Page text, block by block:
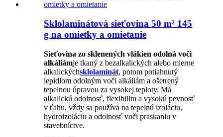
Sklolaminátová sieťovina 50 m² 145
g na omietky a omietanie
Sieťovina zo sklenených vlákien odolná voči
alkáliámje tkaný z bezalkalických alebo mierne
alkalickýchsklolaminát, potom potiahnutý
lepidlom odolným voči alkáliám a ošetrený
tepelnou úpravou za vysokej teploty. Má
alkalickú odolnosť, flexibilitu a vysokú pevnosť
v ťahu, vždy sa používa na tepelnú izoláciu,
hydroizoláciu a odolnosť voči praskaniu v
stavebníctve.